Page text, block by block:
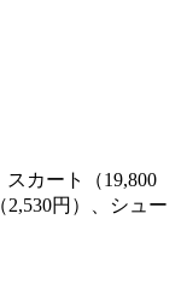
スカート（19,800
2,530円）、シュー